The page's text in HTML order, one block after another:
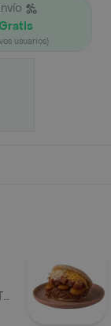
usuarios)